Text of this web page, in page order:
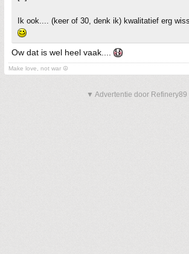
Ik ook.... (keer of 30, denk ik) kwalitatief erg
Ow dat is wel heel vaak....
Make love, not war ☮
▼ Advertentie door Refinery89